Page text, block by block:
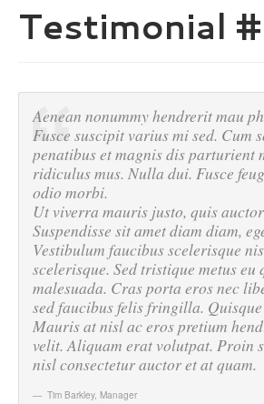
Testimonial
Aenean nonummy hendrerit mau
Fusce suscipit varius mi sed. Cum
penatibus et magnis dis parturient
ridiculus mus. Nulla dui. Fusce
odio morbi.
Ut viverra mauris justo, quis
Suspendisse sit amet diam diam,
Vestibulum faucibus scelerisque
scelerisque. Sed tristique metus eu
malesuada. Cras porta eros nec
sed faucibus felis fringilla. Quisque
Mauris at nisl ac eros pretium
velit. Aliquam erat volutpat. Proin
nisl consectetur auctor et at quam.
Tim Barkley, Manager